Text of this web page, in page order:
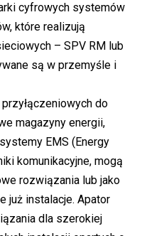
cyfrowych systemów
które realizują
– SPV RM lub
są w przemyśle i
do
magazyny energii,
EMS (Energy
komunikacyjne, mogą
rozwiązania lub jako
już instalacje. Apator
dla szerokiej